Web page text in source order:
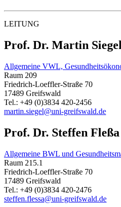
LEITUNG
Prof. Dr. Martin Siegel
Allgemeine VWL,
Raum 209
Friedrich-Loeffler-Straße 70
17489 Greifswald
Tel.: +49 (0)3834 420-2456
martin.siegel@uni-greifswald.de
Prof. Dr. Steffen Fleßa
Allgemeine BWL und
Raum 215.1
Friedrich-Loeffler-Straße 70
17489 Greifswald
Tel.: +49 (0)3834 420-2476
steffen.flessa@uni-greifswald.de